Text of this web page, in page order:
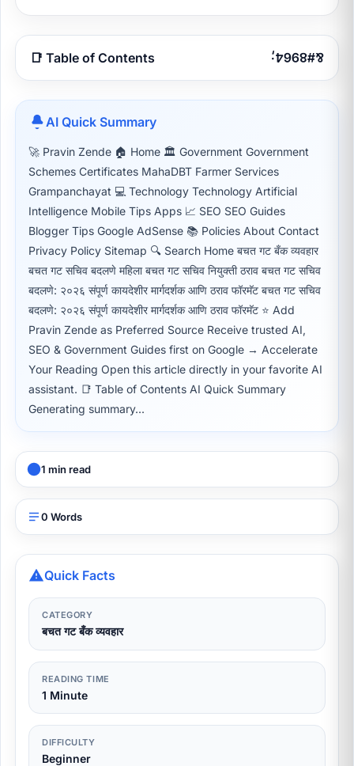
📑 Table of Contents
AI Quick Summary
🚀 Pravin Zende 🏠 Home 🏛 Government Government
Schemes Certificates MahaDBT Farmer Services
Grampanchayat 💻 Technology Technology Artificial
Intelligence Mobile Tips Apps 📈 SEO SEO Guides
Blogger Tips Google AdSense 📚 Policies About Contact
Privacy Policy Sitemap 🔍 Search Home बचत गट बँक व्यवहार
बचत गट सचिव बदलणे महिला बचत गट सचिव नियुक्ती ठराव बचत गट सचिव
बदलणे: २०२६ संपूर्ण कायदेशीर मार्गदर्शक आणि ठराव फॉरमॅट बचत गट सचिव
बदलणे: २०२६ संपूर्ण कायदेशीर मार्गदर्शक आणि ठराव फॉरमॅट ⭐ Add
Pravin Zende as Preferred Source Receive trusted AI,
SEO & Government Guides first on Google → Accelerate
Your Reading Open this article directly in your favorite AI
assistant. 📑 Table of Contents AI Quick Summary
Generating summary...
1 min read
0 Words
Quick Facts
CATEGORY
बचत गट बँक व्यवहार
READING TIME
1 Minute
DIFFICULTY
Beginner